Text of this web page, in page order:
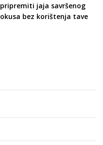
pripremiti jaja savršenog
okusa bez korištenja tave